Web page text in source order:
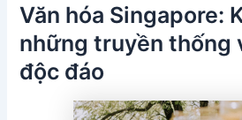
Văn hóa Singapore:
những truyền thống
độc đáo